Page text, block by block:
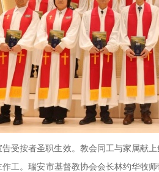
受按者圣职生效。教会同工与家属献
工。瑞安市基督教协会会长林约华牧